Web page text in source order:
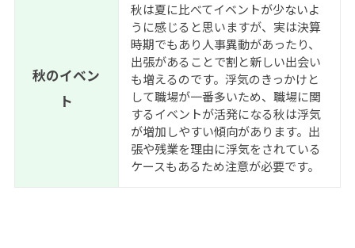
秋のイベン
ト
秋は夏に比べてイベントが少ないよ
うに感じると思いますが、実は決算
時期でもあり人事異動があったり、
出張があることで割と新しい出会い
も増えるのです。浮気のきっかけと
して職場が一番多いため、職場に関
するイベントが活発になる秋は浮気
が増加しやすい傾向があります。出
張や残業を理由に浮気をされている
ケースもあるため注意が必要です。